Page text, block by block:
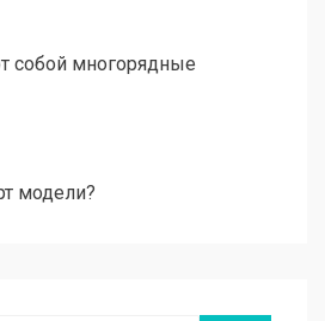
собой многорядные
модели?